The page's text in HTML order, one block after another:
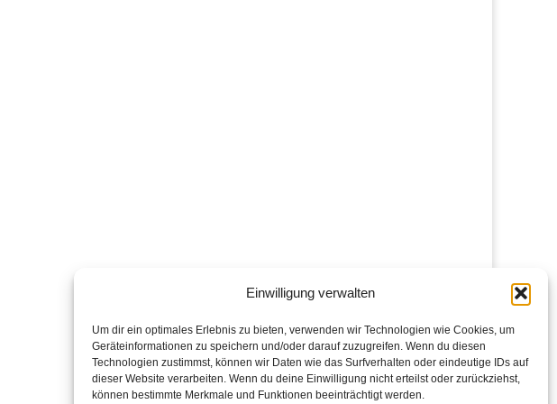
Einwilligung verwalten
Um dir ein optimales Erlebnis zu bieten, verwenden wir Technologien wie Cookies, um
Geräteinformationen zu speichern und/oder darauf zuzugreifen. Wenn du diesen
Technologien zustimmst, können wir Daten wie das Surfverhalten oder eindeutige IDs auf
dieser Website verarbeiten. Wenn du deine Einwilligung nicht erteilst oder zurückziehst,
können bestimmte Merkmale und Funktionen beeinträchtigt werden.